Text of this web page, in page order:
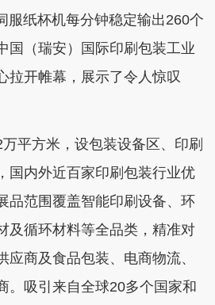
服纸杯机每分钟稳定输出260个
（瑞安）国际印刷包装工业
拉开帷幕，展示了令人惊叹
方米，设包装设备区、印刷
国内外近百家印刷包装行业优
品范围覆盖智能印刷设备、环
及循环材料等全品类，精准对
应商及食品包装、电商物流、
。吸引来自全球20多个国家和